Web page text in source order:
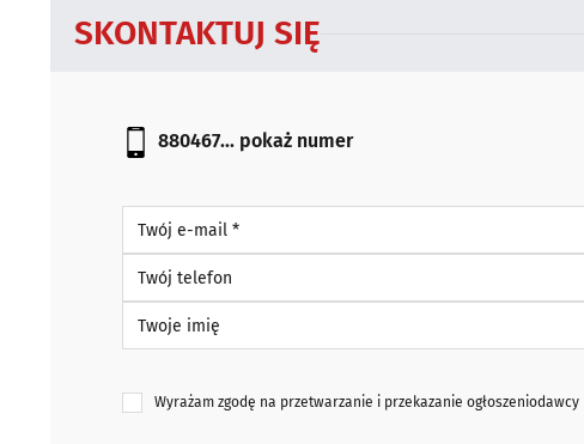
SKONTAKTUJ SIĘ
880467... pokaż numer
Wyrażam zgodę na przetwarzanie i przekazanie